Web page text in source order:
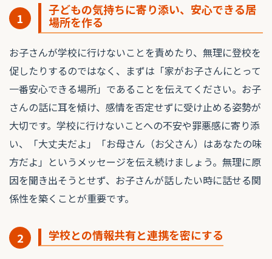
1
子どもの気持ちに寄り添い、安心できる居
場所を作る
お子さんが学校に行けないことを責めたり、無理に登校を
促したりするのではなく、まずは「家がお子さんにとって
一番安心できる場所」であることを伝えてください。お子
さんの話に耳を傾け、感情を否定せずに受け止める姿勢が
大切です。学校に行けないことへの不安や罪悪感に寄り添
い、「大丈夫だよ」「お母さん（お父さん）はあなたの味
方だよ」というメッセージを伝え続けましょう。無理に原
因を聞き出そうとせず、お子さんが話したい時に話せる関
係性を築くことが重要です。
2 学校との情報共有と連携を密にする